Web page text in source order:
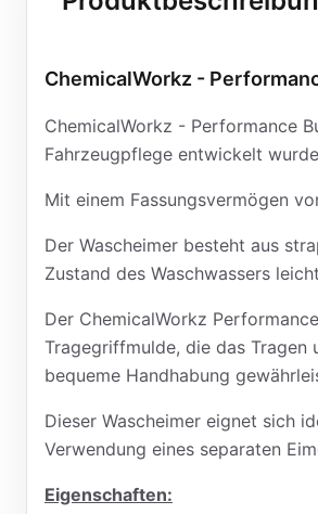
ChemicalWorkz -
ChemicalWorkz - Performance
Fahrzeugpflege entwickelt
Mit einem Fassungsvermögen
Der Wascheimer besteht aus
Zustand des Waschwassers
Der ChemicalWorkz
Tragegriffmulde, die das Tragen
bequeme Handhabung
Dieser Wascheimer eignet sich
Verwendung eines separaten
Eigenschaften: